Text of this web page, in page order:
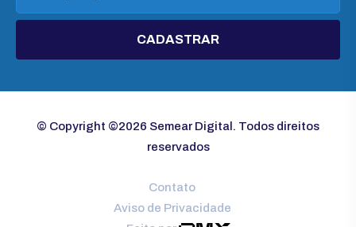
CADASTRAR
© Copyright ©2026 Semear Digital. Todos direitos
reservados
Contato
Aviso de Privacidade